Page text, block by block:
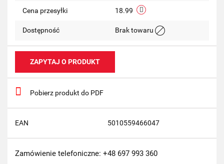
Cena przesyłki 18.99
Dostępność Brak towaru
ZAPYTAJ O PRODUKT
Pobierz produkt do PDF
EAN 5010559466047
Zamówienie telefoniczne: +48 697 993 360